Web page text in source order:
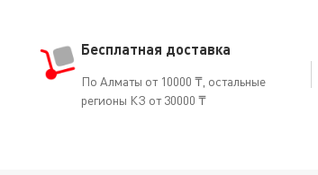
Бесплатная доставка
По Алматы от 10000 ₸, остальные
регионы КЗ от 30000 ₸